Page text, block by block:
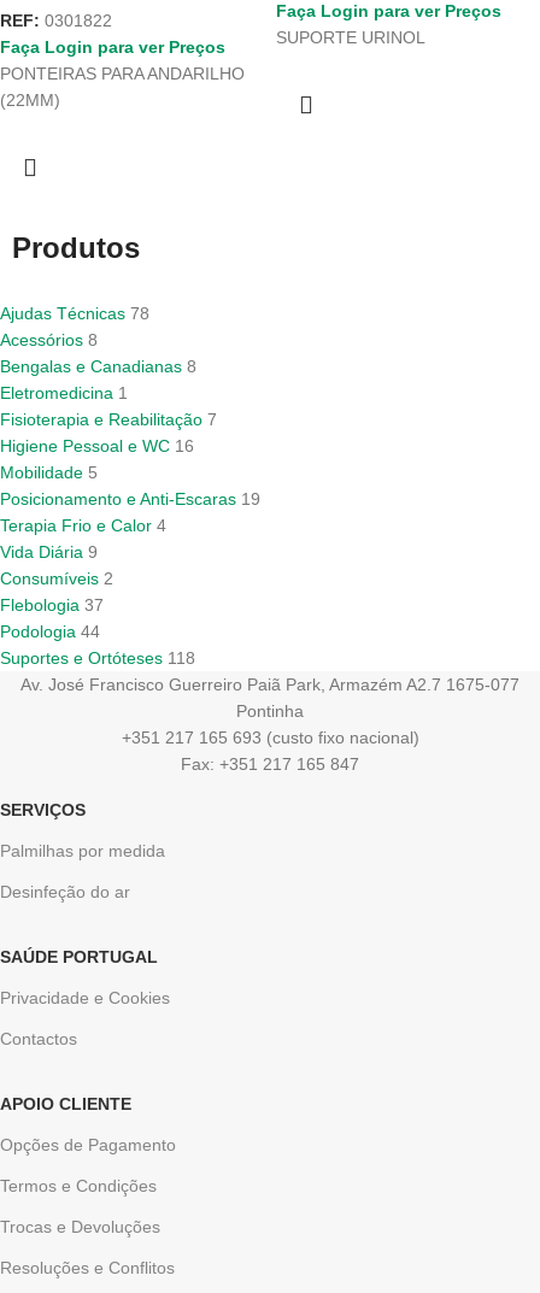
Produtos
Ajudas Técnicas 78
Acessórios 8
Bengalas e Canadianas 8
Eletromedicina 1
Fisioterapia e Reabilitação 7
Higiene Pessoal e WC 16
Mobilidade 5
Posicionamento e Anti-Escaras 19
Terapia Frio e Calor 4
Vida Diária 9
Consumíveis 2
Flebologia 37
Podologia 44
Suportes e Ortóteses 118
REF: 0301822
Faça Login para ver Preços
PONTEIRAS PARA ANDARILHO
(22MM)
Faça Login para ver Preços
SUPORTE URINOL
Av. José Francisco Guerreiro Paiã Park, Armazém A2.7 1675-077
Pontinha
+351 217 165 693 (custo fixo nacional)
Fax: +351 217 165 847
SERVIÇOS
Palmilhas por medida
Desinfeção do ar
SAÚDE PORTUGAL
Privacidade e Cookies
Contactos
APOIO CLIENTE
Opções de Pagamento
Termos e Condições
Trocas e Devoluções
Resoluções e Conflitos